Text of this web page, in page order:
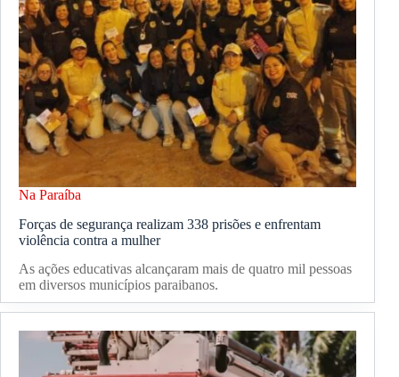
Na Paraíba
Forças de segurança realizam 338 prisões e enfrentam
violência contra a mulher
As ações educativas alcançaram mais de quatro mil pessoas
em diversos municípios paraibanos.